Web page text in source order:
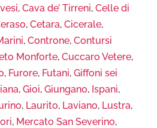
, Cava de’ Tirreni, Celle di
, Cetara, Cicerale,
, Controne, Contursi
Monforte, Cuccaro Vetere,
, Furore, Futani, Giffoni sei
, Gioi, Giungano, Ispani,
, Laurito, Laviano, Lustra,
, Mercato San Severino,